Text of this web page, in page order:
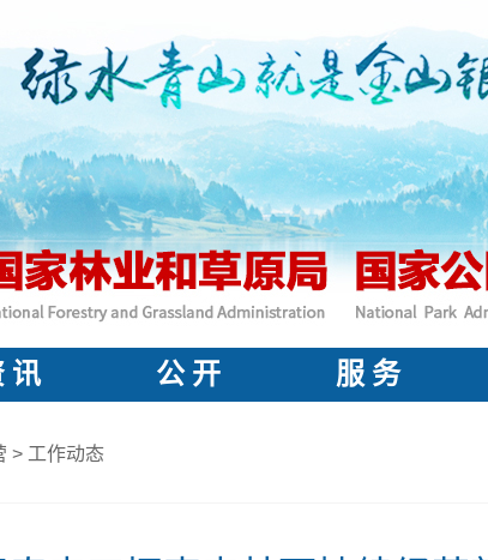
讯 公 开 服 务
> 工作动态